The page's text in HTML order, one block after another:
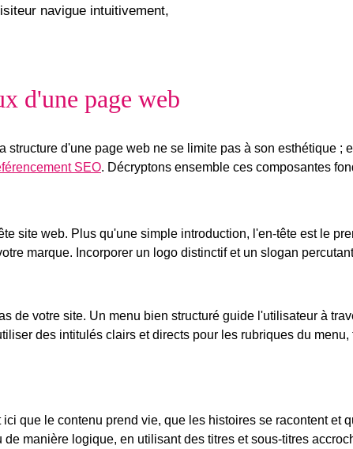
navigue intuitivement,
d'une page web
structure d'une page web ne se limite pas à son esthétique ;
SEO. Décryptons ensemble ces composantes
site web. Plus qu'une simple introduction, l'en-tête est le
marque. Incorporer un logo distinctif et un slogan
de votre site. Un menu bien structuré guide l'utilisateur à
des intitulés clairs et directs pour les rubriques du
que le contenu prend vie, que les histoires se racontent et
manière logique, en utilisant des titres et sous-titres